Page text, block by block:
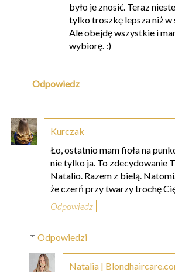
było je znosić. Teraz
tylko troszkę lepsza niż w
Ale obejdę wszystkie i
wybiorę. :)
Odpowiedz
Kurczak
Ło, ostatnio mam fioła na
nie tylko ja. To zdecydowanie
Natalio. Razem z bielą.
że czerń przy twarzy trochę
Odpowiedz
Odpowiedzi
Natalia |